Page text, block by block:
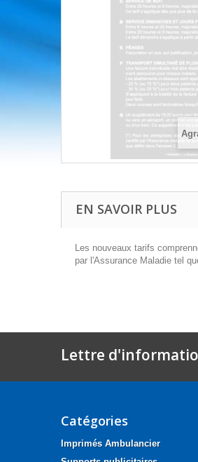
EN SAVOIR PLUS
Les nouveaux tarifs
par l'Assurance Maladie tel
Lettre
Catégories
Imprimés Ambulancier